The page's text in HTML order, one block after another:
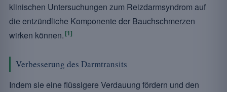
klinischen Untersuchungen zum Reizdarmsyndrom auf
die entzündliche Komponente der Bauchschmerzen
wirken können. [1]
Verbesserung des Darmtransits
Indem sie eine flüssigere Verdauung fördern und den